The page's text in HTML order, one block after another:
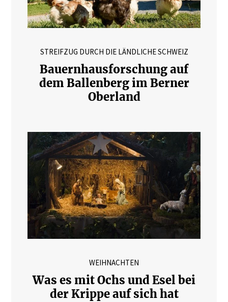
STREIFZUG DURCH DIE LÄNDLICHE SCHWEIZ
Bauernhausforschung auf
dem Ballenberg im Berner
Oberland
WEIHNACHTEN
Was es mit Ochs und Esel bei
der Krippe auf sich hat